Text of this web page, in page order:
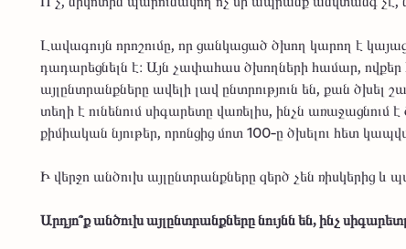
Լավագույն որոշումը, որ ցանկացած ծխող կարող է
դադարեցնելն է։ Այն չափահաս ծխողների համար,
այլընտրանքները ավելի լավ ընտրություն են, քան
տեղի է ունենում սիգարետը վառելիս, ինչն
քիմիական նյութեր, որոնցից մոտ 100-ը ծխելու հետ
Ի վերջո անծուխ այլընտրանքները զերծ չեն ռիսկերից և
Արդյո՞ք անծուխ այլընտրանքները նույնն են, ինչ